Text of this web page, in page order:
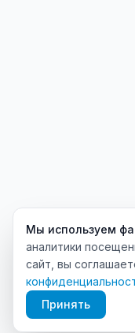
Мы используем
аналитики
сайт, вы
Принять